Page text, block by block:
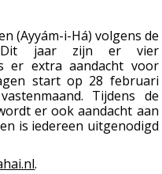
(Ayyám-i-Há) volgens de
Dit jaar zijn er vier
er extra aandacht voor
start op 28 februari
Tijdens de
er ook aandacht aan
is iedereen uitgenodigd
.